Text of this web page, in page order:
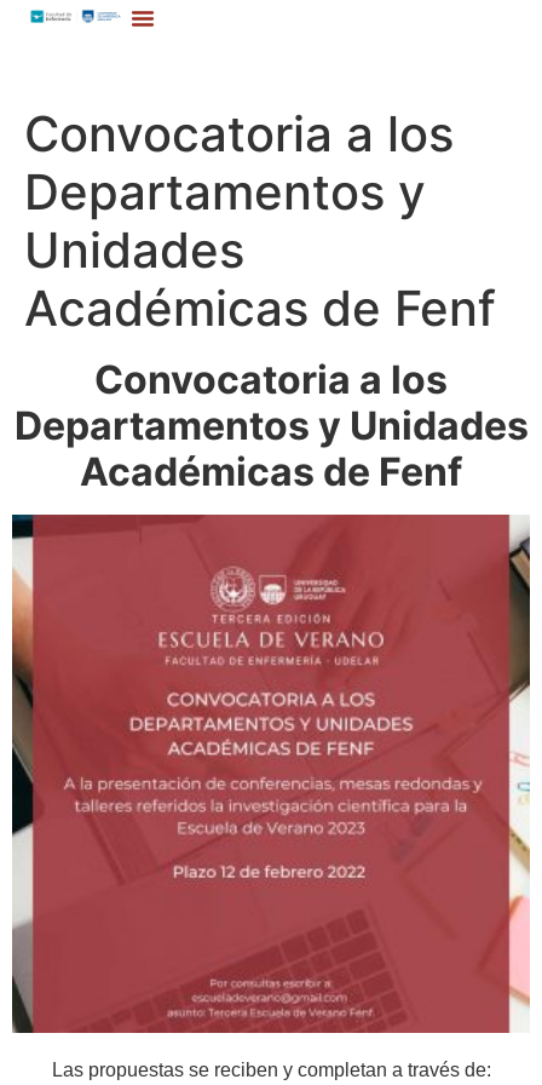
Convocatoria a los
Departamentos y
Unidades
Académicas de Fenf
Convocatoria a los
Departamentos y Unidades
Académicas de Fenf
Las propuestas se reciben y completan a través de: